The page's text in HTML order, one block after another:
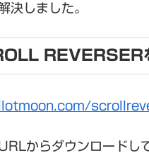
決しました。
REVERSER
からダウンロードし